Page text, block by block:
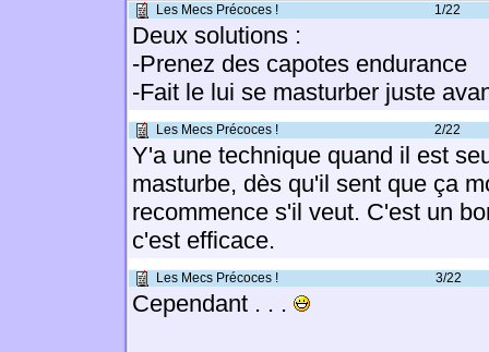
Les Mecs Précoces ! 1/22
Deux solutions :
-Prenez des capotes endurance
-Fait le lui se masturber juste
Les Mecs Précoces ! 2/22
Y'a une technique quand il est
masturbe, dès qu'il sent que ça
recommence s'il veut. C'est un
c'est efficace.
Les Mecs Précoces ! 3/22
Cependant . . .